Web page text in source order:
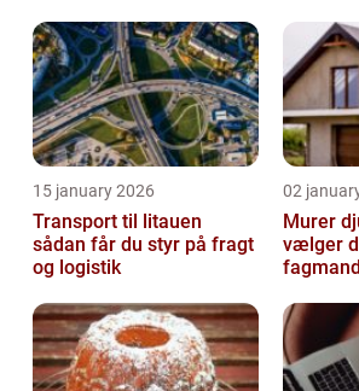
15 january 2026
Transport til litauen
sådan får du styr på fragt
og logistik
02
Murer
vælger